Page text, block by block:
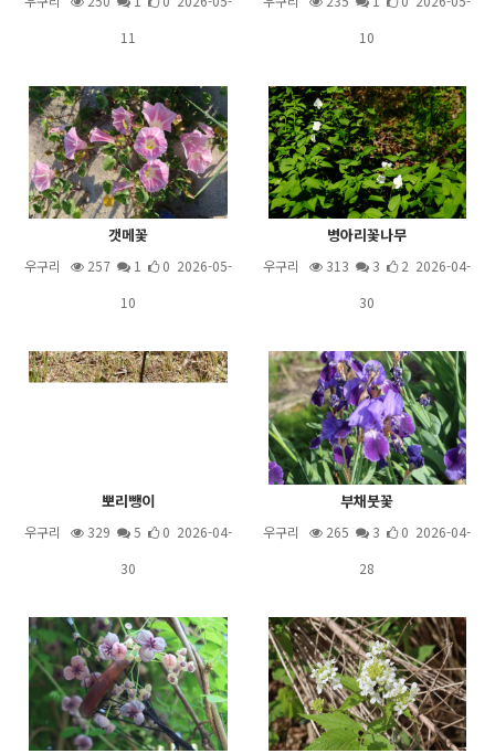
11
10
갯메꽃
우구리 257 1
0 2026-05-
10
병아리꽃나무
우구리 313 3
2 2026-04-
30
뽀리뺑이
우구리 329 5
0 2026-04-
30
부채붓꽃
우구리 265 3
0 2026-04-
28